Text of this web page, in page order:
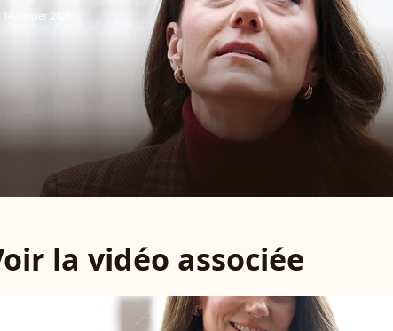
14 janvier 2025
la vidéo associée